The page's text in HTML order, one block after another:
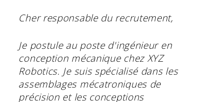
Cher responsable du recrutement,
Je postule au poste d'ingénieur en
conception mécanique chez XYZ
Robotics. Je suis spécialisé dans les
assemblages mécatroniques de
précision et les conceptions